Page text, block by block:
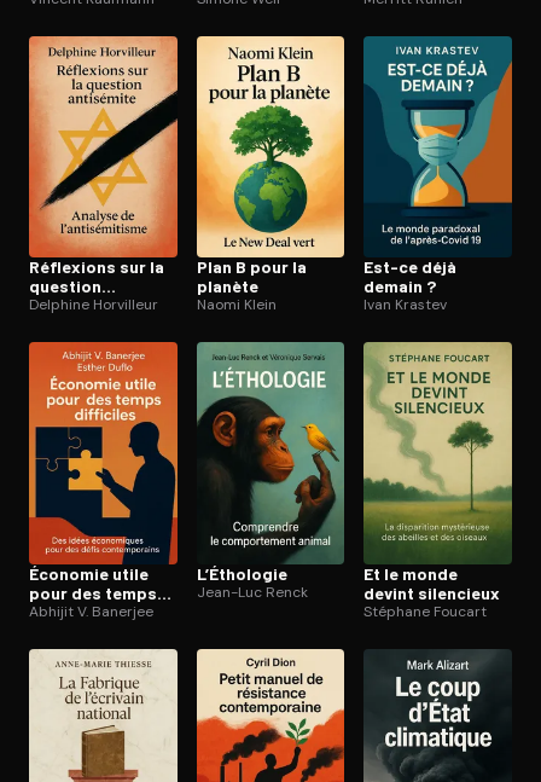
Réflexions sur la
question
antisémite
Delphine Horvilleur
Plan B pour la
planète
Naomi Klein
Est-ce déjà
demain ?
Ivan Krastev
Économie utile
pour des temps
difficiles
Abhijit V. Banerjee
L’Éthologie
Jean-Luc Renck
Et le monde
devint silencieux
Stéphane Foucart